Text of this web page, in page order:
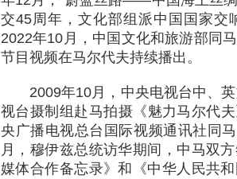
交45周年，文化部组派中国国家交
2022年10月，中国文化和旅游部同
节目视频在马尔代夫持续播出。
2009年10月，中央电视台中、
视台摄制组赴马拍摄《魅力马尔代
央广播电视总台国际视频通讯社同
月，穆伊兹总统访华期间，中马双
媒体合作备忘录》和《中华人民共